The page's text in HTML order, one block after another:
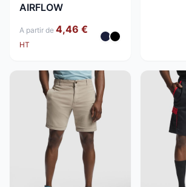
AIRFLOW
A partir de 4,46 €
HT